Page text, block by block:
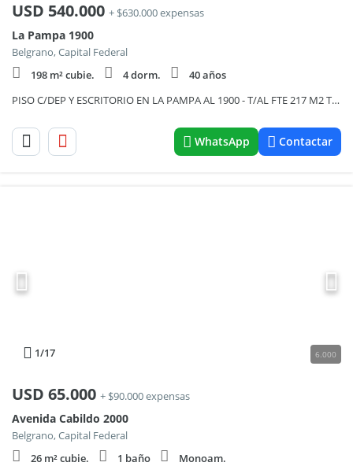
USD 540.000 + $630.000 expensas
La Pampa 1900
Belgrano, Capital Federal
198 m² cubie.
4 dorm.
40 años
PISO C/DEP Y ESCRITORIO EN LA PAMPA AL 1900 - T/AL FTE 217 M2 TOT COCHERA BAULERA 3 BALCONES SUITE
WhatsApp Contactar
1/17 6.000
USD 65.000 + $90.000 expensas
Avenida Cabildo 2000
Belgrano, Capital Federal
26 m² cubie.
1 baño
Monoam.